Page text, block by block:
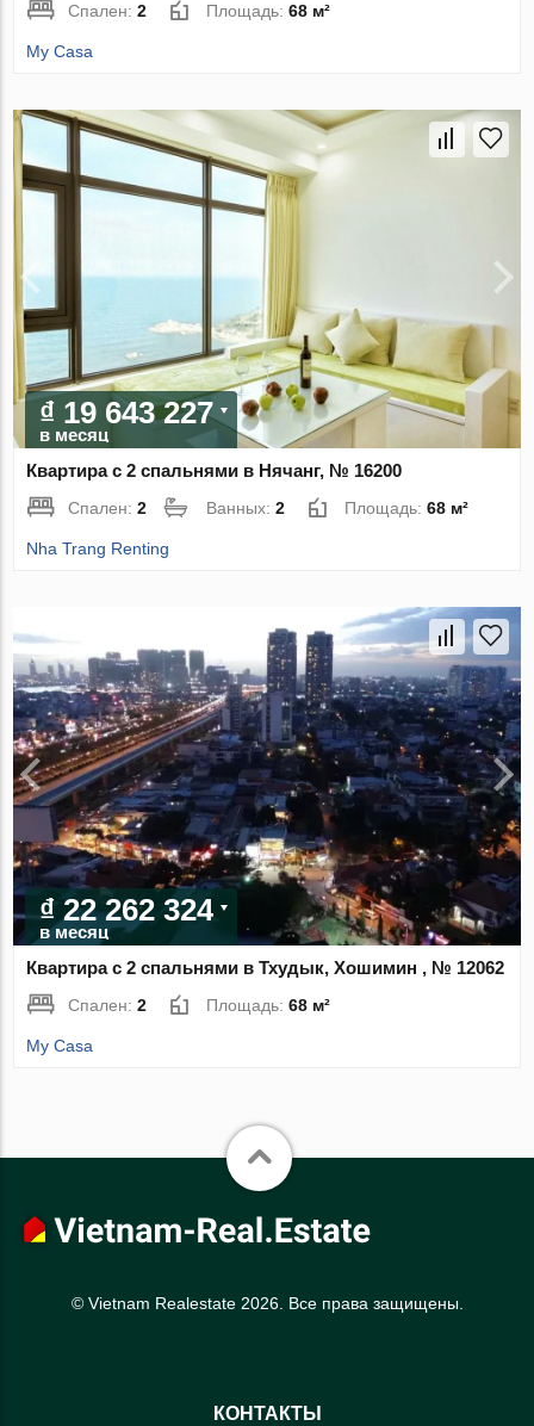
Спален:2 Площадь:68 м²
My Casa
₫ 19 643 227
в месяц
Квартира с 2 спальнями в Нячанг, № 16200
Спален:2 Ванных:2 Площадь:68 м²
Nha Trang Renting
₫ 22 262 324
в месяц
Квартира с 2 спальнями в Тхудык, Хошимин , № 12062
Спален:2 Площадь:68 м²
My Casa
© Vietnam Realestate 2026. Все права защищены.
КОНТАКТЫ